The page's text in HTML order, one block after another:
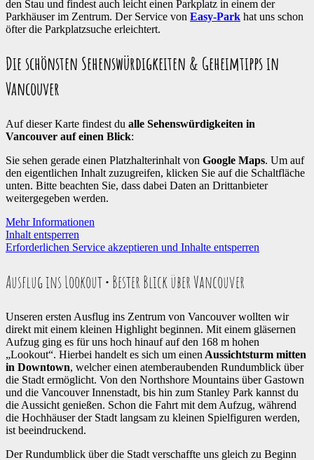
den Stau und findest auch leicht einen Parkplatz in einem der
Parkhäuser im Zentrum. Der Service von Easy-Park hat uns schon
öfter die Parkplatzsuche erleichtert.
Die schönsten Sehenswürdigkeiten & Geheimtipps in
Vancouver
Auf dieser Karte findest du alle Sehenswürdigkeiten in
Vancouver auf einen Blick:
Sie sehen gerade einen Platzhalterinhalt von Google Maps. Um auf
den eigentlichen Inhalt zuzugreifen, klicken Sie auf die Schaltfläche
unten. Bitte beachten Sie, dass dabei Daten an Drittanbieter
weitergegeben werden.
Mehr Informationen
Inhalt entsperren
Erforderlichen Service akzeptieren und Inhalte entsperren
Ausflug ins Lookout • Bester Blick über Vancouver
Unseren ersten Ausflug ins Zentrum von Vancouver wollten wir
direkt mit einem kleinen Highlight beginnen. Mit einem gläsernen
Aufzug ging es für uns hoch hinauf auf den 168 m hohen
„Lookout“. Hierbei handelt es sich um einen Aussichtsturm mitten
in Downtown, welcher einen atemberaubenden Rundumblick über
die Stadt ermöglicht. Von den Northshore Mountains über Gastown
und die Vancouver Innenstadt, bis hin zum Stanley Park kannst du
die Aussicht genießen. Schon die Fahrt mit dem Aufzug, während
die Hochhäuser der Stadt langsam zu kleinen Spielfiguren werden,
ist beeindruckend.
Der Rundumblick über die Stadt verschaffte uns gleich zu Beginn